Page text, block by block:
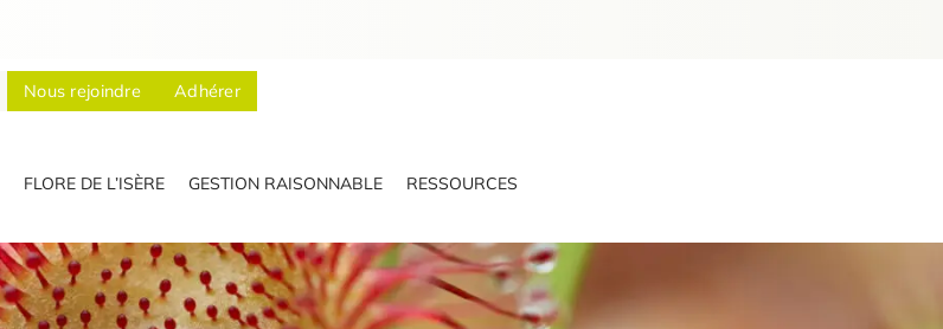
Nous rejoindre Adhérer
FLORE DE L’ISÈRE GESTION RAISONNABLE RESSOURCES